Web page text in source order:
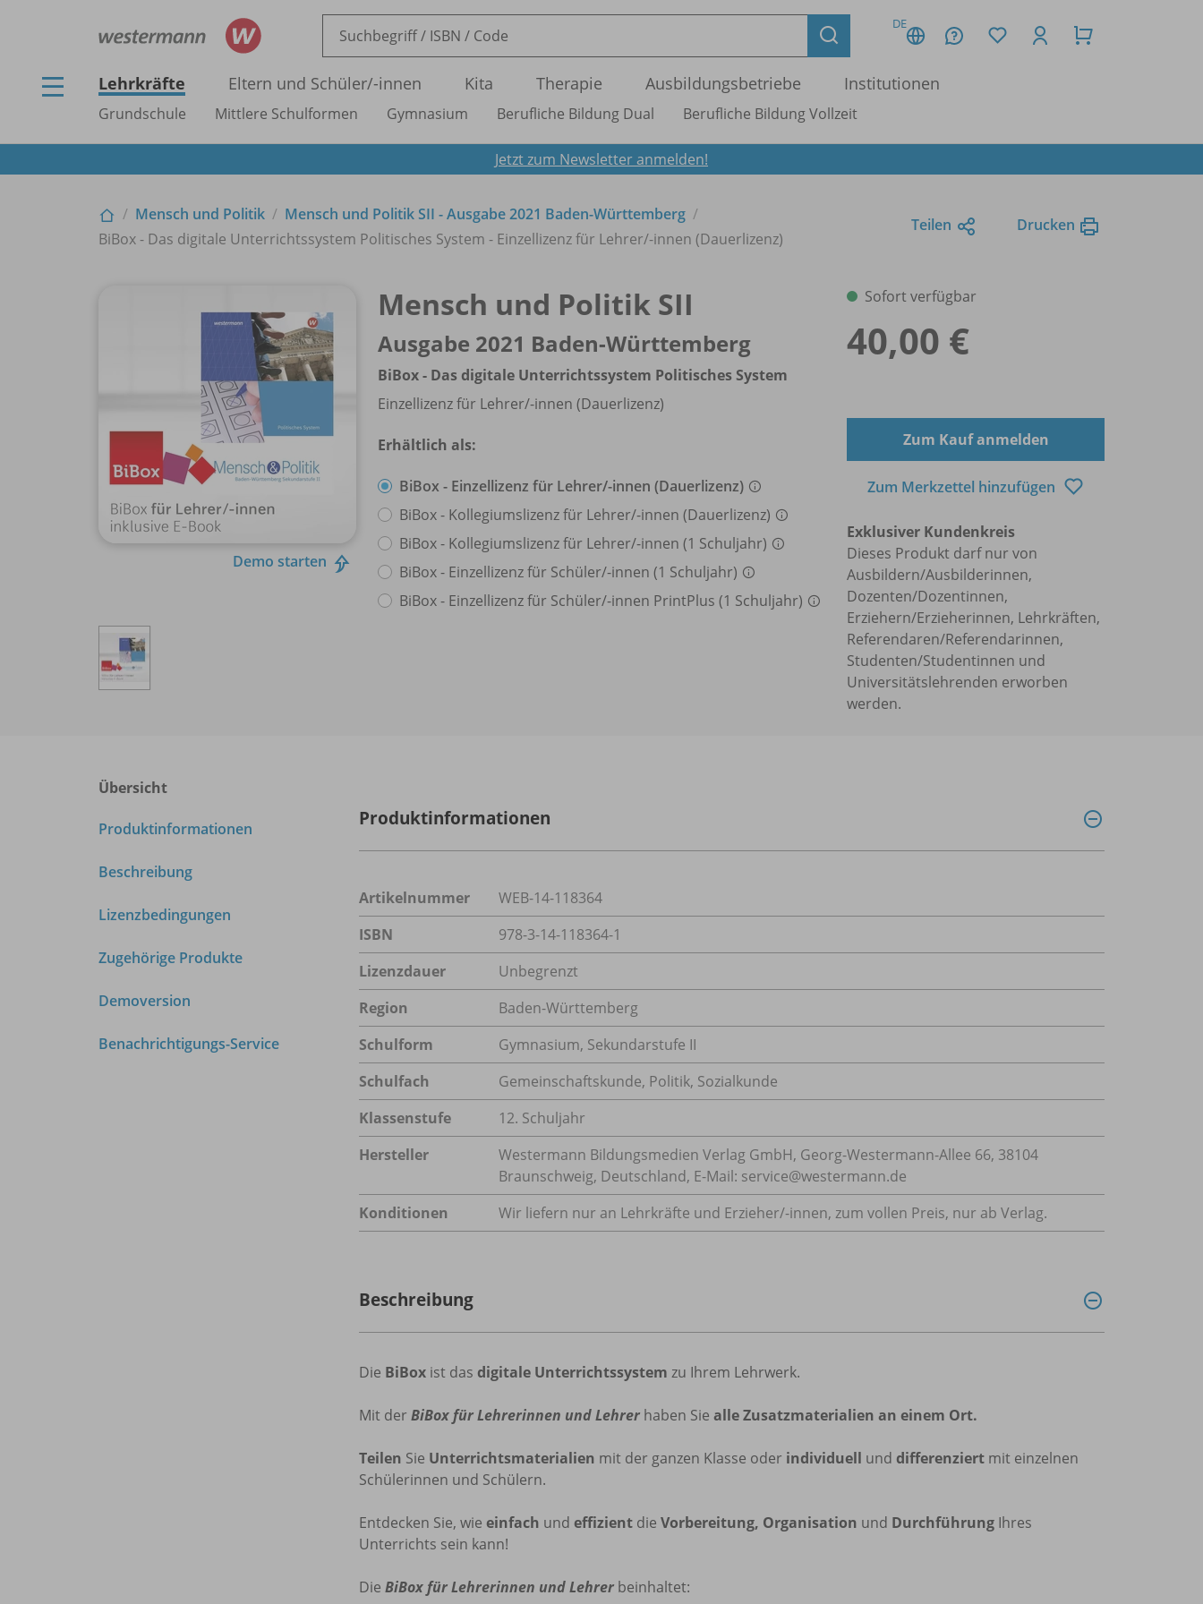
DE
Lehrkräfte Eltern und Schüler/-innen Kita Therapie Ausbildungsbetriebe Institutionen
Grundschule Mittlere Schulformen Gymnasium Berufliche Bildung Dual Berufliche Bildung Vollzeit
Jetzt zum Newsletter anmelden!
Mensch und Politik
Mensch und Politik SII - Ausgabe 2021 Baden-Württemberg
BiBox - Das digitale Unterrichtssystem Politisches System - Einzellizenz für Lehrer/-innen (Dauerlizenz)
Teilen Drucken
Demo starten
Mensch und Politik SII
Ausgabe 2021 Baden-Württemberg
BiBox - Das digitale Unterrichtssystem Politisches System
Einzellizenz für Lehrer/-innen (Dauerlizenz)
Erhältlich als:
BiBox - Einzellizenz für Lehrer/-innen (Dauerlizenz)
BiBox - Kollegiumslizenz für Lehrer/-innen (Dauerlizenz)
BiBox - Kollegiumslizenz für Lehrer/-innen (1 Schuljahr)
BiBox - Einzellizenz für Schüler/-innen (1 Schuljahr)
BiBox - Einzellizenz für Schüler/-innen PrintPlus (1 Schuljahr)
Sofort verfügbar
40,00 €
Zum Kauf anmelden
Zum Merkzettel hinzufügen
Exklusiver Kundenkreis
Dieses Produkt darf nur von
Ausbildern/Ausbilderinnen,
Dozenten/Dozentinnen,
Erziehern/Erzieherinnen, Lehrkräften,
Referendaren/Referendarinnen,
Studenten/Studentinnen und
Universitätslehrenden erworben
werden.
Übersicht
Produktinformationen
Beschreibung
Lizenzbedingungen
Zugehörige Produkte
Demoversion
Benachrichtigungs-Service
Produktinformationen
Artikelnummer
WEB-14-118364
ISBN
978-3-14-118364-1
Lizenzdauer
Unbegrenzt
Region
Baden-Württemberg
Schulform
Gymnasium, Sekundarstufe II
Schulfach
Gemeinschaftskunde, Politik, Sozialkunde
Klassenstufe
12. Schuljahr
Hersteller
Westermann Bildungsmedien Verlag GmbH, Georg-Westermann-Allee 66, 38104
Braunschweig, Deutschland, E-Mail: service@westermann.de
Konditionen
Wir liefern nur an Lehrkräfte und Erzieher/-innen, zum vollen Preis, nur ab Verlag.
Beschreibung
Die BiBox ist das digitale Unterrichtssystem zu Ihrem Lehrwerk.
Mit der BiBox für Lehrerinnen und Lehrer haben Sie alle Zusatzmaterialien an einem Ort.
Teilen Sie Unterrichtsmaterialien mit der ganzen Klasse oder individuell und differenziert mit einzelnen
Schülerinnen und Schülern.
Entdecken Sie, wie einfach und effizient die Vorbereitung, Organisation und Durchführung Ihres
Unterrichts sein kann!
Die BiBox für Lehrerinnen und Lehrer beinhaltet: